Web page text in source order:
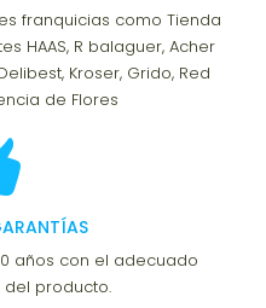
franquicias como Tienda
HAAS, R balaguer, Acher
Kroser, Grido, Red
de Flores
años con el adecuado
producto.